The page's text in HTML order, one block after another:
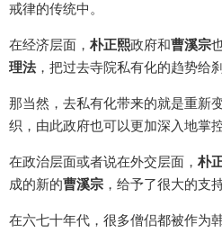
戒律的传统中。
在经济层面，朴正熙政府和曹溪宗
理法，把过去寺院私有化的趋势给
那当然，去私有化带来的就是重新
织，由此政府也可以更加深入地掌
在政治层面或者说在外交层面，朴
成的新的曹溪宗 ，给予了很大的支持
在六七十年代，很多僧侣都被作为